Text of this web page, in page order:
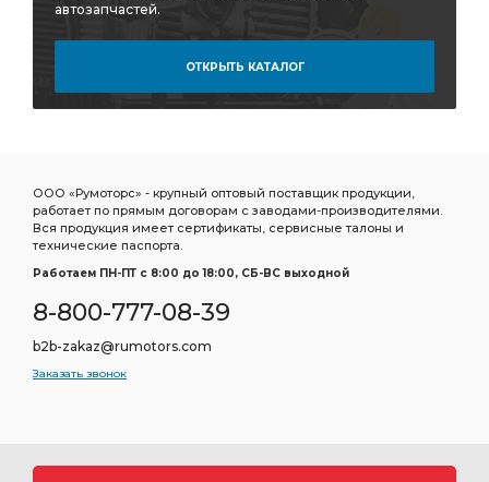
автозапчастей.
ОТКРЫТЬ КАТАЛОГ
ООО «Румоторс» - крупный оптовый поставщик продукции,
работает по прямым договорам с заводами-производителями.
Вся продукция имеет сертификаты, сервисные талоны и
технические паспорта.
Работаем ПН-ПТ c 8:00 до 18:00, СБ-ВС выходной
8-800-777-08-39
b2b-zakaz@rumotors.com
Заказать звонок